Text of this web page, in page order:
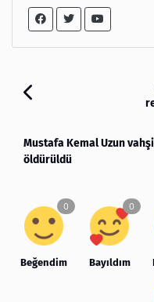
Mustafa Kemal Uzun
öldürüldü
Beğendim Bayıldım